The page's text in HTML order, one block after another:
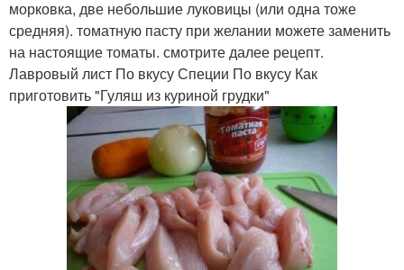
морковка, две небольшие луковицы (или одна тоже
средняя). томатную пасту при желании можете заменить
на настоящие томаты. смотрите далее рецепт.
Лавровый лист По вкусу Специи По вкусу Как
приготовить "Гуляш из куриной грудки"